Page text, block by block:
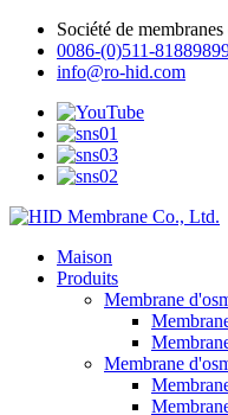
Société de
0086-(0)511-
info@ro-hid.com
Maison
Produits
Membrane
Membrane